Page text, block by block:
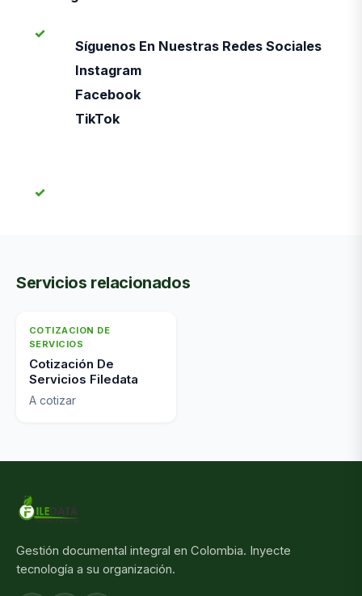
Síguenos En Nuestras Redes Sociales
Instagram
Facebook
TikTok
Servicios relacionados
COTIZACION DE
SERVICIOS
Cotización De
Servicios Filedata
A cotizar
Gestión documental integral en Colombia. Inyecte
tecnología a su organización.